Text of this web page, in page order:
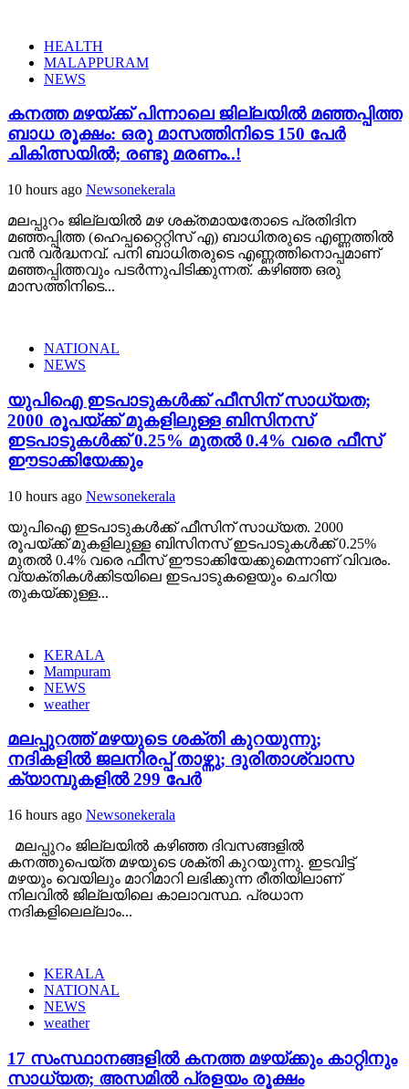
HEALTH
MALAPPURAM
NEWS
കനത്ത മഴയ്‌ക്ക് പിന്നാലെ ജില്ലയിൽ മഞ്ഞപ്പിത്ത
ബാധ രൂക്ഷം: ഒരു മാസത്തിനിടെ 150 പേർ
ചികിത്സയിൽ; രണ്ടു മരണം..!
10 hours ago Newsonekerala
മലപ്പുറം ജില്ലയിൽ മഴ ശക്തമായതോടെ പ്രതിദിന
മഞ്ഞപ്പിത്ത (ഹെപ്പറ്റൈറ്റിസ് എ) ബാധിതരുടെ എണ്ണത്തിൽ
വൻ വർദ്ധനവ്. പനി ബാധിതരുടെ എണ്ണത്തിനൊപ്പമാണ്
മഞ്ഞപ്പിത്തവും പടർന്നുപിടിക്കുന്നത്. കഴിഞ്ഞ ഒരു
മാസത്തിനിടെ...
NATIONAL
NEWS
യുപിഐ ഇടപാടുകൾക്ക് ഫീസിന് സാധ്യത;
2000 രൂപയ്ക്ക് മുകളിലുള്ള ബിസിനസ്
ഇടപാടുകൾക്ക് 0.25% മുതൽ 0.4% വരെ ഫീസ്
ഈടാക്കിയേക്കും
10 hours ago Newsonekerala
യുപിഐ ഇടപാടുകൾക്ക് ഫീസിന് സാധ്യത. 2000
രൂപയ്ക്ക് മുകളിലുള്ള ബിസിനസ് ഇടപാടുകൾക്ക് 0.25%
മുതൽ 0.4% വരെ ഫീസ് ഈടാക്കിയേക്കുമെന്നാണ് വിവരം.
വ്യക്‌തികൾക്കിടയിലെ ഇടപാടുകളെയും ചെറിയ
തുകയ്ക്കുള്ള...
KERALA
Mampuram
NEWS
weather
മലപ്പുറത്ത് മഴയുടെ ശക്തി കുറയുന്നു;
നദികളിൽ ജലനിരപ്പ് താഴ്ന്നു; ദുരിതാശ്വാസ
ക്യാമ്പുകളിൽ 299 പേർ
16 hours ago Newsonekerala
മലപ്പുറം ജില്ലയിൽ കഴിഞ്ഞ ദിവസങ്ങളിൽ
കനത്തുപെയ്ത മഴയുടെ ശക്തി കുറയുന്നു. ഇടവിട്ട്
മഴയും വെയിലും മാറിമാറി ലഭിക്കുന്ന രീതിയിലാണ്
നിലവിൽ ജില്ലയിലെ കാലാവസ്ഥ. പ്രധാന
നദികളിലെല്ലാം...
KERALA
NATIONAL
NEWS
weather
17 സംസ്ഥാനങ്ങളിൽ കനത്ത മഴയ്ക്കും കാറ്റിനും
സാധ്യത; അസമിൽ പ്രളയം രൂക്ഷം